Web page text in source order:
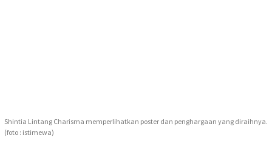
Shintia Lintang Charisma memperlihatkan poster dan penghargaan yang diraihnya.
(foto : istimewa)